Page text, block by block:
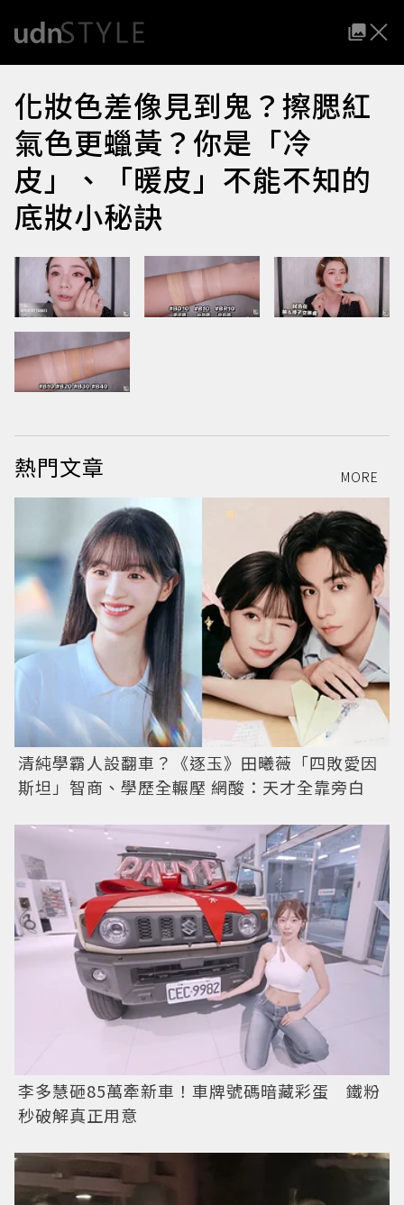
化妝色差像見到鬼？擦腮紅
氣色更蠟黃？你是「冷
皮」、「暖皮」不能不知的
底妝小秘訣
熱門文章 MORE
清純學霸人設翻車？《逐玉》田曦薇「四敗愛因
斯坦」智商、學歷全輾壓 網酸：天才全靠旁白
李多慧砸85萬牽新車！車牌號碼暗藏彩蛋 鐵粉
秒破解真正用意